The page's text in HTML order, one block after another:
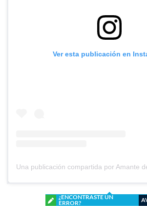
Ver esta publicación en
¿ENCONTRASTE UN
ERROR?